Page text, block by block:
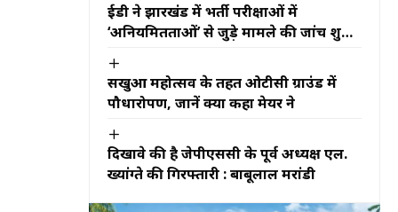
ईडी ने झारखंड में भर्ती परीक्षाओं में
‘अनियमितताओं’ से जुड़े मामले की जांच शुरू
सखुआ महोत्सव के तहत ओटीसी ग्राउंड में
पौधारोपण, जानें क्या कहा मेयर ने
दिखावे की है जेपीएससी के पूर्व अध्यक्ष एल.
ख्यांग्ते की गिरफ्तारी : बाबूलाल मरांडी